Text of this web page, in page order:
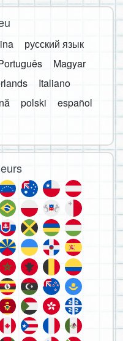
русский язык
Magyar
Italiano
polski
español